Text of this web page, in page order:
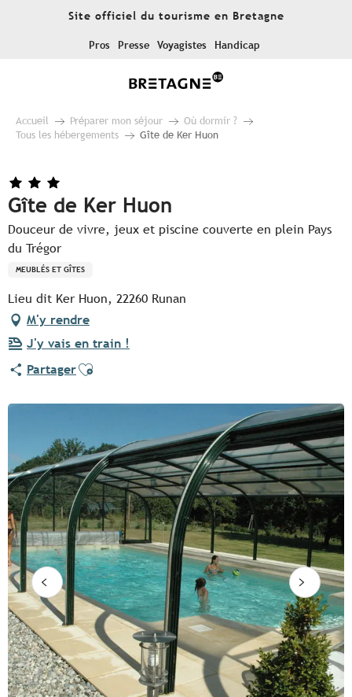
Site officiel du tourisme en Bretagne
Pros Presse Voyagistes Handicap
Accueil Préparer mon séjour
Où dormir ?
Tous les hébergements
Gîte de Ker Huon
Gîte de Ker Huon
Douceur de vivre, jeux et piscine couverte en plein Pays
du Trégor
MEUBLÉS ET GÎTES
Lieu dit Ker Huon, 22260 Runan
M'y rendre
J'y vais en train !
PartagerAjouter aux favoris